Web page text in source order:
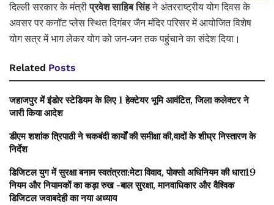
दिल्ली सरकार के मंत्रीप्रवेश साहिब सिंहने अंतरराष्ट्रीय योग दिवस के
अवसर पर कनॉट प्लेस स्थित दिगंबर जैन मंदिर परिसर में आयोजित विशेष
योग सत्र में भाग लेकर योग को जन-जन तक पहुंचाने का संदेश दिया।
Related Posts
जहाजपुर में इंडोर स्टेडियम के लिए 1 हेक्टेयर भूमि आवंटित, जिला कलेक्टर ने
जारी किया आदेश
डीएम शशांक त्रिपाठी ने चकबंदी कार्यों की समीक्षा की,वादों के शीघ्र निस्तारण के
निर्देश
डिजिटल युग में सुरक्षा बनाम स्वतंत्रता:मेटा विवाद, पोक्सो अधिनियम की धारा19
नियम और नियामकों का कड़ा रुख -बाल सुरक्षा, मानवाधिकार और वैश्विक
डिजिटल जवाबदेही का नया अध्याय